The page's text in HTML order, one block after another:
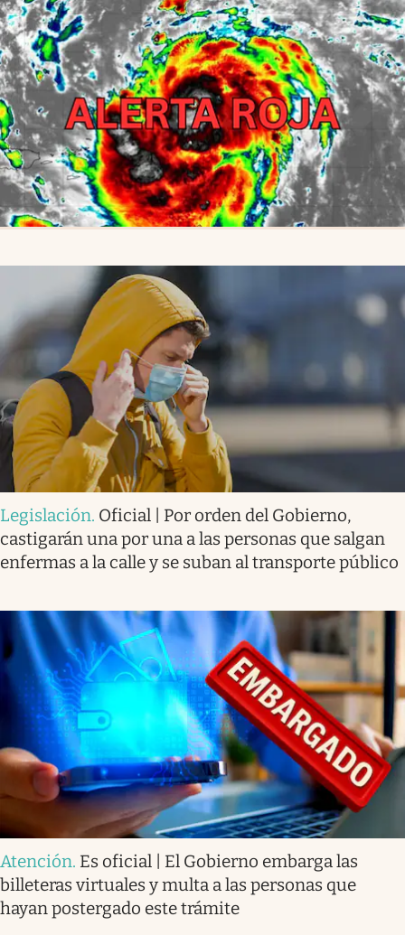
Legislación. Oficial | Por orden del Gobierno,
castigarán una por una a las personas que salgan
enfermas a la calle y se suban al transporte público
Atención. Es oficial | El Gobierno embarga las
billeteras virtuales y multa a las personas que
hayan postergado este trámite